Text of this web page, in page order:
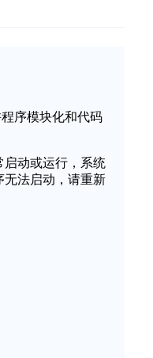
程序模块化和代码
启动或运行，系统
无法启动，请重新